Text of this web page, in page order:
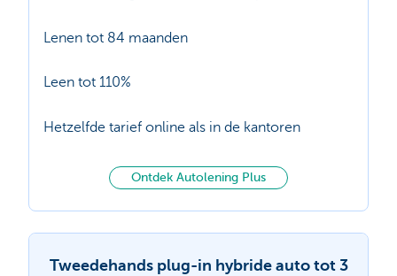
Lenen tot 84 maanden
Leen tot 110%
Hetzelfde tarief online als in de kantoren
Ontdek Autolening Plus
Tweedehands plug-in hybride auto tot 3